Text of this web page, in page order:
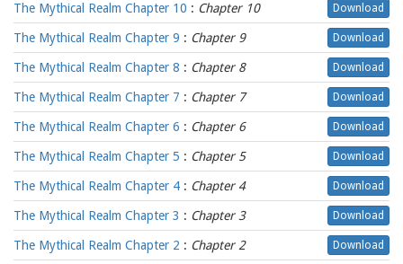
The Mythical Realm Chapter 10 : Chapter 10 Download
The Mythical Realm Chapter 9 : Chapter 9 Download
The Mythical Realm Chapter 8 : Chapter 8 Download
The Mythical Realm Chapter 7 : Chapter 7 Download
The Mythical Realm Chapter 6 : Chapter 6 Download
The Mythical Realm Chapter 5 : Chapter 5 Download
The Mythical Realm Chapter 4 : Chapter 4 Download
The Mythical Realm Chapter 3 : Chapter 3 Download
The Mythical Realm Chapter 2 : Chapter 2 Download